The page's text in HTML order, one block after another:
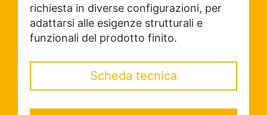
richiesta in diverse configurazioni, per
adattarsi alle esigenze strutturali e
funzionali del prodotto finito.
Scheda tecnica